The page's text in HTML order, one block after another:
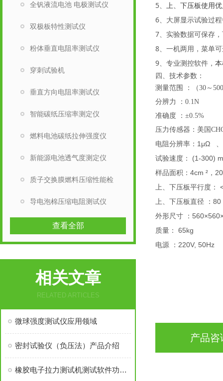
5、 上、下压板使用
6、 大屏显示试验过
7、实验数据可保存
8、一机两用，菜单
9、 专业测控软件 ，
四、 技术参数：
测量范围
：（30～ 5
分辨力
： 0.1N
准确度
： ±0.5%
压力传感器：美国
电阻分辨率： 1μΩ 、
试验速度：
(1-300)
样品面积： 4cm ² ，
上、 下压板平行度：
上、 下压板直径 ： 80
外形尺寸 ： 560×560
质量： 65kg
电源 ： 220V, 50Hz
产品咨
全钒液流电池 电极测试仪
双极板特性测试仪
粉体垂直电阻率测试仪
穿刺试验机
垂直方向电阻率测试仪
智能碳纸压缩率测定仪
燃料电池碳纸拉伸强度仪
新能源电池透气度测定仪
质子交换膜燃料压缩性能检
导电泡棉压缩电阻测试仪
查看全部
相关文章
RELATED ARTICLES
微球强度测试仪应用领域
密封试验仪（负压法）产品介绍
橡胶电子拉力测试机测试软件功能介绍